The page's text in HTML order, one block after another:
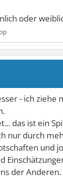
oder
- ich ziehe
das ist ein
nur durch
und
der Anderen.